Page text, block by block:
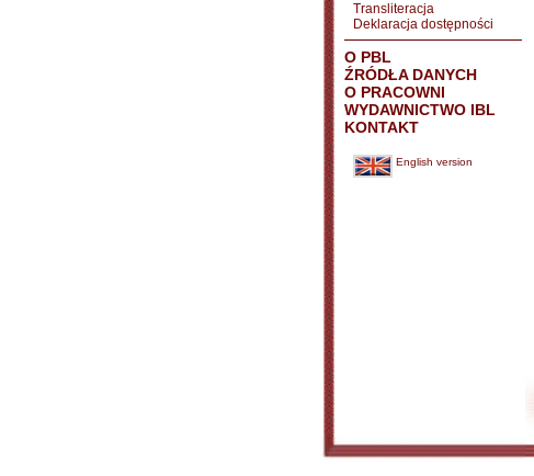
Transliteracja
Deklaracja dostępności
O PBL
ŹRÓDŁA DANYCH
O PRACOWNI
WYDAWNICTWO IBL
KONTAKT
English version